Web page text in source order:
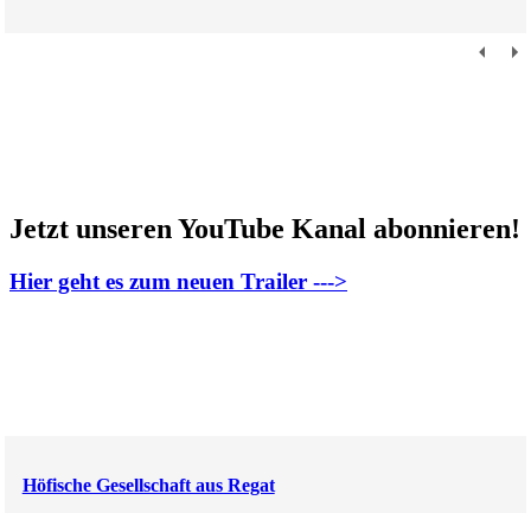
Jetzt unseren YouTube Kanal abonnieren!
Hier geht es zum neuen Trailer --->
Höfische Gesellschaft aus Regat